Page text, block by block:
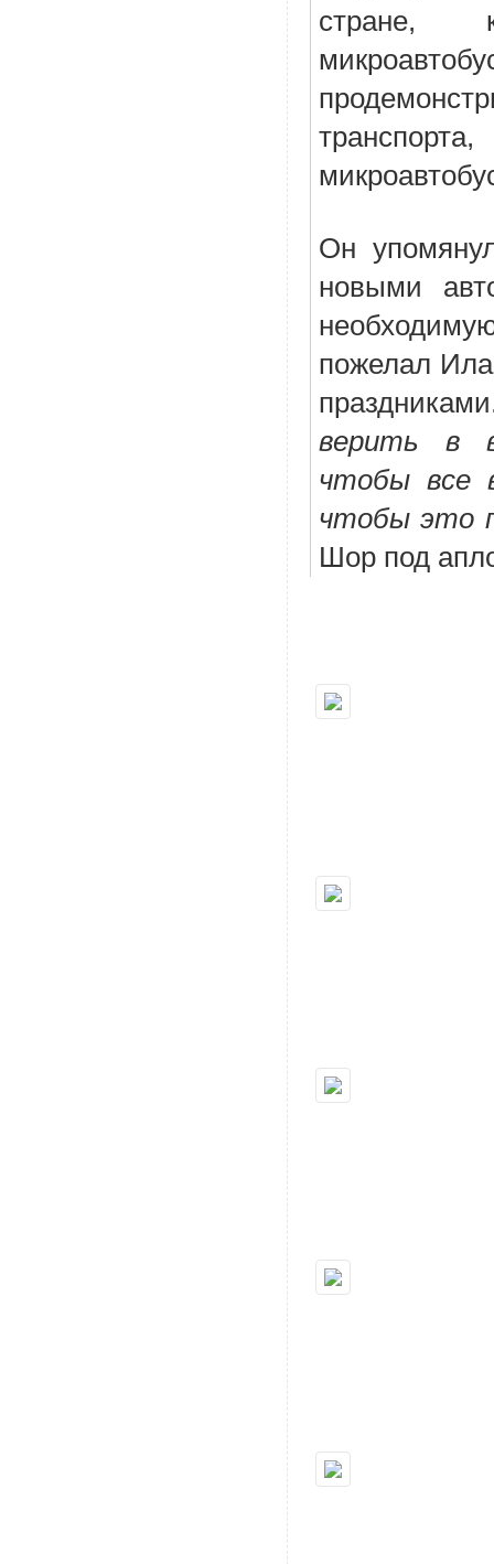
стране,
Он
новыми
пожелал
верить в
чтобы все
чтобы это
Шор под